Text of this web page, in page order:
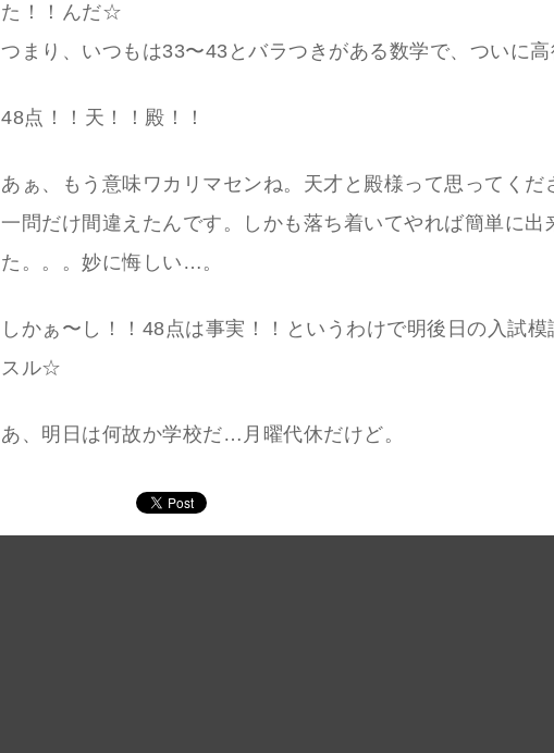
た！！んだ☆
つまり、いつもは33〜43とバラつきがある数学で、ついに高
48点！！天！！殿！！
あぁ、もう意味ワカリマセンね。天才と殿様って思ってくだ
一問だけ間違えたんです。しかも落ち着いてやれば簡単に出
た。。。妙に悔しい…。
しかぁ〜し！！48点は事実！！というわけで明後日の入試模
スル☆
あ、明日は何故か学校だ…月曜代休だけど。